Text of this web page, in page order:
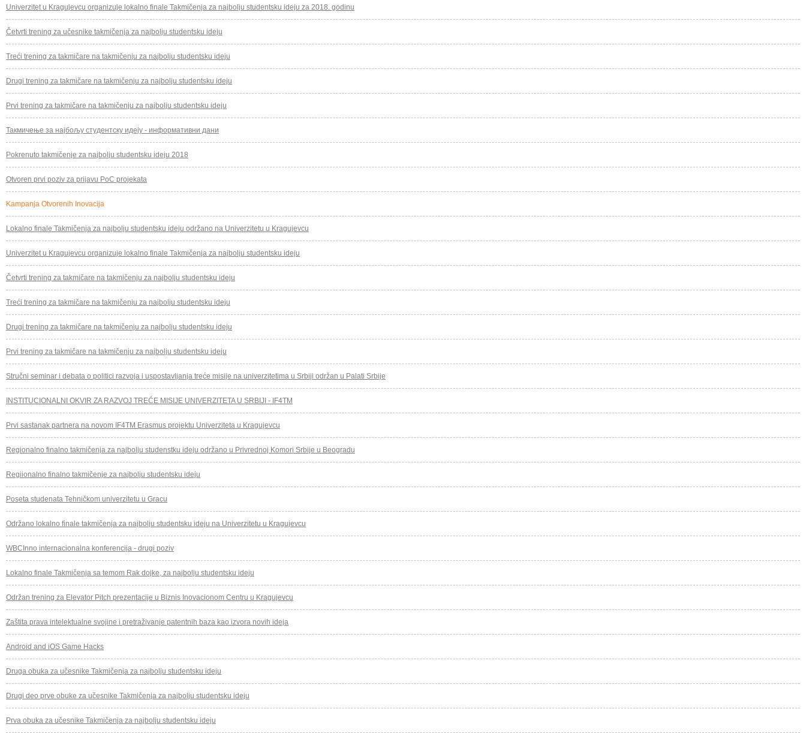
Univerzitet u Kragujevcu organizuje lokalno finale Takmičenja za najbolju studentsku ideju za 2018. godinu
Četvrti trening za učesnike takmičenja za najbolju studentsku ideju
Treći trening za takmičare na takmičenju za najbolju studentsku ideju
Drugi trening za takmičare na takmičenju za najbolju studentsku ideju
Prvi trening za takmičare na takmičenju za najbolju studentsku ideju
Такмичење за најбољу студентску идеју - информативни дани
Pokrenuto takmičenje za najbolju studentsku ideju 2018
Otvoren prvi poziv za prijavu PoC projekata
Kampanja Otvorenih Inovacija
Lokalno finale Takmičenja za najbolju studentsku ideju održano na Univerzitetu u Kragujevcu
Univerzitet u Kragujevcu organizuje lokalno finale Takmičenja za najbolju studentsku ideju
Četvrti trening za takmičare na takmičenju za najbolju studentsku ideju
Treći trening za takmičare na takmičenju za najbolju studentsku ideju
Drugi trening za takmičare na takmičenju za najbolju studentsku ideju
Prvi trening za takmičare na takmičenju za najbolju studentsku ideju
Stručni seminar i debata o politici razvoja i uspostavljanja treće misije na univerzitetima u Srbiji održan u Palati Srbije
INSTITUCIONALNI OKVIR ZA RAZVOJ TREĆE MISIJE UNIVERZITETA U SRBIJI - IF4TM
Prvi sastanak partnera na novom IF4TM Erasmus projektu Univerziteta u Kragujevcu
Regionalno finalno takmičenja za najbolju studenstku ideju održano u Privrednoj Komori Srbije u Beogradu
Regiionalno finalno takmičenje za najbolju studentsku ideju
Poseta studenata Tehničkom univerzitetu u Gracu
Održano lokalno finale takmičenja za najbolju studentsku ideju na Univerzitetu u Kragujevcu
WBCInno internacionalna konferencija - drugi poziv
Lokalno finale Takmičenja sa temom Rak dojke, za najbolju studentsku ideju
Održan trening za Elevator Pitch prezentacije u Biznis Inovacionom Centru u Kragujevcu
Zaštita prava intelektualne svojine i pretraživanje patentnih baza kao izvora novih ideja
Android and iOS Game Hacks
Druga obuka za učesnike Takmičenja za najbolju studentsku ideju
Drugi deo prve obuke za učesnike Takmičenja za najbolju studentsku ideju
Prva obuka za učesnike Takmičenja za najbolju studentsku ideju